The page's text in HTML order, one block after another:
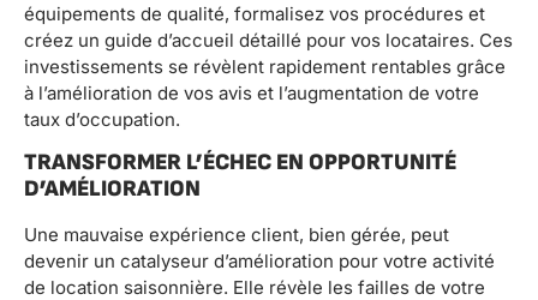
équipements de qualité, formalisez vos procédures et
créez un guide d’accueil détaillé pour vos locataires. Ces
investissements se révèlent rapidement rentables grâce
à l’amélioration de vos avis et l’augmentation de votre
taux d’occupation.
TRANSFORMER L’ÉCHEC EN OPPORTUNITÉ
D’AMÉLIORATION
Une mauvaise expérience client, bien gérée, peut
devenir un catalyseur d’amélioration pour votre activité
de location saisonnière. Elle révèle les failles de votre